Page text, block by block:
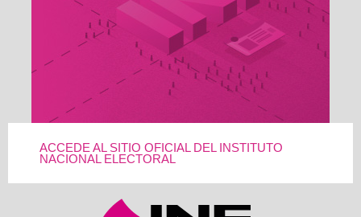
ACCEDE AL SITIO OFICIAL DEL INSTITUTO
NACIONAL ELECTORAL